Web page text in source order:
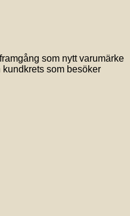
som nytt varumärke
som besöker